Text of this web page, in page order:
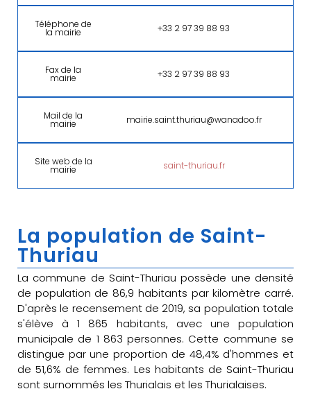
Téléphone de
la mairie +33 2 97 39 88 93
Fax de la
mairie +33 2 97 39 88 93
Mail de la
mairie mairie.saint.thuriau@wanadoo.fr
Site web de la
mairie saint-thuriau.fr
La population de Saint-
Thuriau
La commune de Saint-Thuriau possède une densité
de population de 86,9 habitants par kilomètre carré.
D'après le recensement de 2019, sa population totale
s'élève à 1 865 habitants, avec une population
municipale de 1 863 personnes. Cette commune se
distingue par une proportion de 48,4% d'hommes et
de 51,6% de femmes. Les habitants de Saint-Thuriau
sont surnommés les Thurialais et les Thurialaises.